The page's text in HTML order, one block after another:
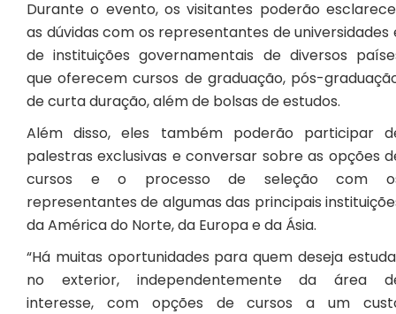
Durante o evento, os visitantes poderão
as dúvidas com os representantes de universidades
de instituições governamentais de diversos
que oferecem cursos de graduação, pós-
de curta duração, além de bolsas de estudos.
Além disso, eles também poderão participar
palestras exclusivas e conversar sobre as opções
cursos e o processo de seleção com
representantes de algumas das principais
da América do Norte, da Europa e da Ásia.
“Há muitas oportunidades para quem deseja
no exterior, independentemente da área
interesse, com opções de cursos a um